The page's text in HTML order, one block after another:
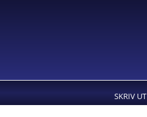
SKRIV UT